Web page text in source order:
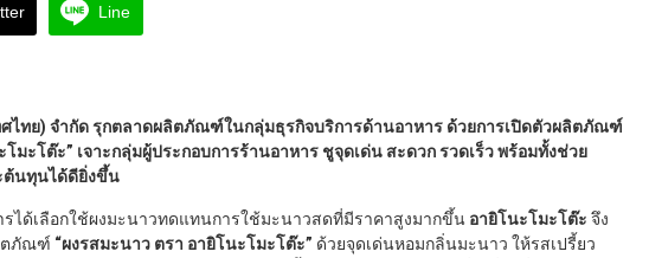
Line
ศไทย) จำกัด รุกตลาดผลิตภัณฑ์ในกลุ่มธุรกิจบริการด้านอาหาร ด้วยการเปิดตัวผลิตภัณฑ์
โมะโต๊ะ” เจาะกลุ่มผู้ประกอบการร้านอาหาร ชูจุดเด่น สะดวก รวดเร็ว พร้อมทั้งช่วย
นทุนได้ดียิ่งขึ้น
ได้เลือกใช้ผงมะนาวทดแทนการใช้มะนาวสดที่มีราคาสูงมากขึ้น อายิโนะโมะโต๊ะ จึง
ตภัณฑ์ “ผงรสมะนาว ตรา อายิโนะโมะโต๊ะ” ด้วยจุดเด่นหอมกลิ่นมะนาว ให้รสเปรี้ยว